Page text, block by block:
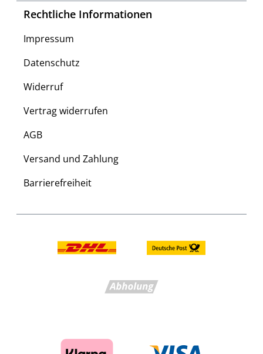
Rechtliche Informationen
Impressum
Datenschutz
Widerruf
Vertrag widerrufen
AGB
Versand und Zahlung
Barrierefreiheit